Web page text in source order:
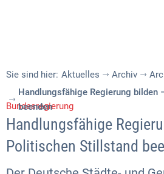
Sie sind hier: Aktuelles Archiv
Handlungsfähige Regierung
beenden
Bundesregierung
Handlungsfähige
Politischen Stillstand